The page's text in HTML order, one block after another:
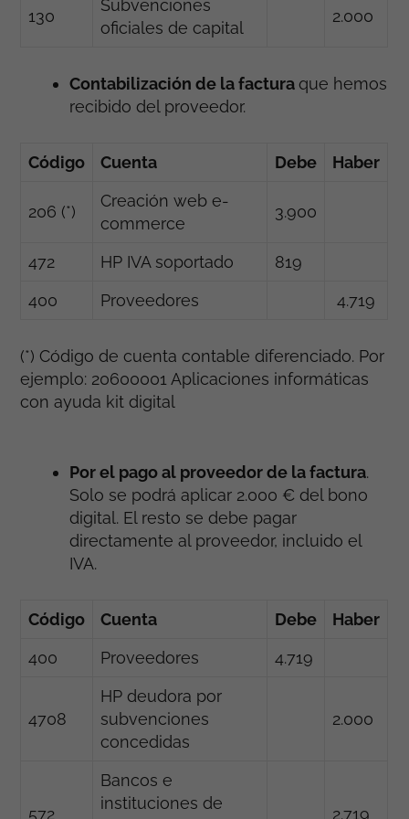
130
Subvenciones
oficiales de capital
2.000
Contabilización de la factura que hemos
recibido del proveedor.
Código Cuenta Debe Haber
206 (*)
Creación web e-
commerce
3.900
472 HP IVA soportado
819
400
Proveedores 4.719
(*) Código de cuenta contable diferenciado. Por
ejemplo: 20600001 Aplicaciones informáticas
con ayuda kit digital
Por el pago al proveedor de la factura.
Solo se podrá aplicar 2.000 € del bono
digital. El resto se debe pagar
directamente al proveedor, incluido el
IVA.
Código Cuenta Debe
Haber
400
Proveedores 4.719
4708
HP deudora por
subvenciones
concedidas
2.000
572
Bancos e
instituciones de
2.719